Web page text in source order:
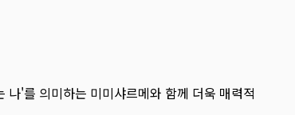
'를 의미하는 미미샤르메와 함께 더욱 매력적